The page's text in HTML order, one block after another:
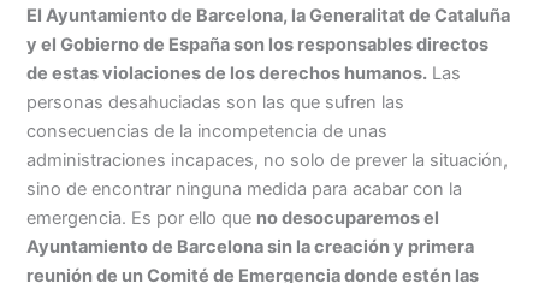
El Ayuntamiento de Barcelona, la Generalitat de Cataluña
y el Gobierno de España son los responsables directos
de estas violaciones de los derechos humanos. Las
personas desahuciadas son las que sufren las
consecuencias de la incompetencia de unas
administraciones incapaces, no solo de prever la situación,
sino de encontrar ninguna medida para acabar con la
emergencia. Es por ello que no desocuparemos el
Ayuntamiento de Barcelona sin la creación y primera
reunión de un Comité de Emergencia donde estén las